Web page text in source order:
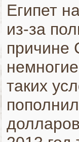
Египет
из-за
причине
таких